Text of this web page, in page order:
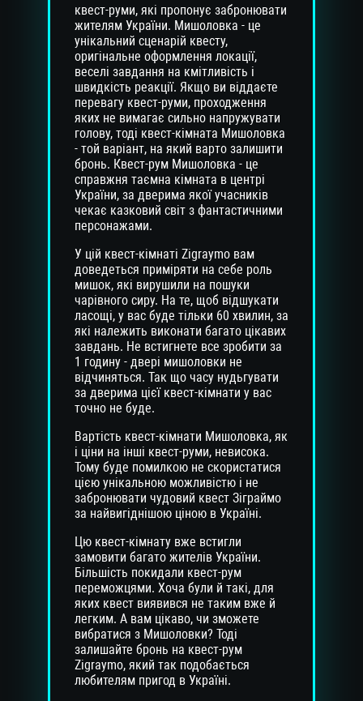
квест-руми, які пропонує забронювати
жителям України. Мишоловка - це
унікальний сценарій квесту,
оригінальне оформлення локації,
веселі завдання на кмітливість і
швидкість реакції. Якщо ви віддаєте
перевагу квест-руми, проходження
яких не вимагає сильно напружувати
голову, тоді квест-кімната Мишоловка
- той варіант, на який варто залишити
бронь. Квест-рум Мишоловка - це
справжня таємна кімната в центрі
України, за дверима якої учасників
чекає казковий світ з фантастичними
персонажами.
У цій квест-кімнаті Zigraymo вам
доведеться приміряти на себе роль
мишок, які вирушили на пошуки
чарівного сиру. На те, щоб відшукати
ласощі, у вас буде тільки 60 хвилин, за
які належить виконати багато цікавих
завдань. Не встигнете все зробити за
1 годину - двері мишоловки не
відчиняться. Так що часу нудьгувати
за дверима цієї квест-кімнати у вас
точно не буде.
Вартість квест-кімнати Мишоловка, як
і ціни на інші квест-руми, невисока.
Тому буде помилкою не скористатися
цією унікальною можливістю і не
забронювати чудовий квест Зіграймо
за найвигіднішою ціною в Україні.
Цю квест-кімнату вже встигли
замовити багато жителів України.
Більшість покидали квест-рум
переможцями. Хоча були й такі, для
яких квест виявився не таким вже й
легким. А вам цікаво, чи зможете
вибратися з Мишоловки? Тоді
залишайте бронь на квест-рум
Zigraymo, який так подобається
любителям пригод в Україні.